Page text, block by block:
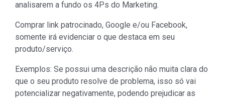
analisarem a fundo os 4Ps do Marketing.
Comprar link patrocinado, Google e/ou Facebook,
somente irá evidenciar o que destaca em seu
produto/serviço.
Exemplos: Se possui uma descrição não muita clara do
que o seu produto resolve de problema, isso só vai
potencializar negativamente, podendo prejudicar as